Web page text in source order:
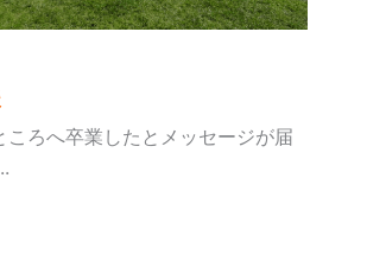
ころへ卒業したとメッセージが届